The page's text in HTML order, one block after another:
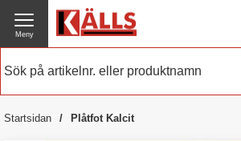
0476 - 214 80
Meny
Startsidan Plåtfot Kalcit